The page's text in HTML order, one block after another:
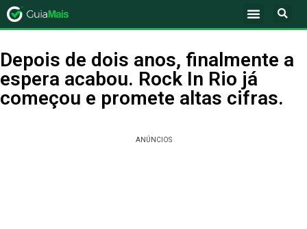
Depois de dois anos, finalmente a
espera acabou. Rock In Rio já
começou e promete altas cifras.
ANÚNCIOS